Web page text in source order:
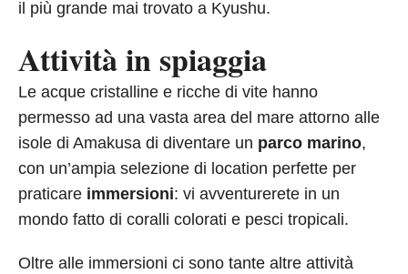
il più grande mai trovato a Kyushu.
Attività in spiaggia
Le acque cristalline e ricche di vite hanno
permesso ad una vasta area del mare attorno alle
isole di Amakusa di diventare un parco marino,
con un’ampia selezione di location perfette per
praticare immersioni: vi avventurerete in un
mondo fatto di coralli colorati e pesci tropicali.
Oltre alle immersioni ci sono tante altre attività